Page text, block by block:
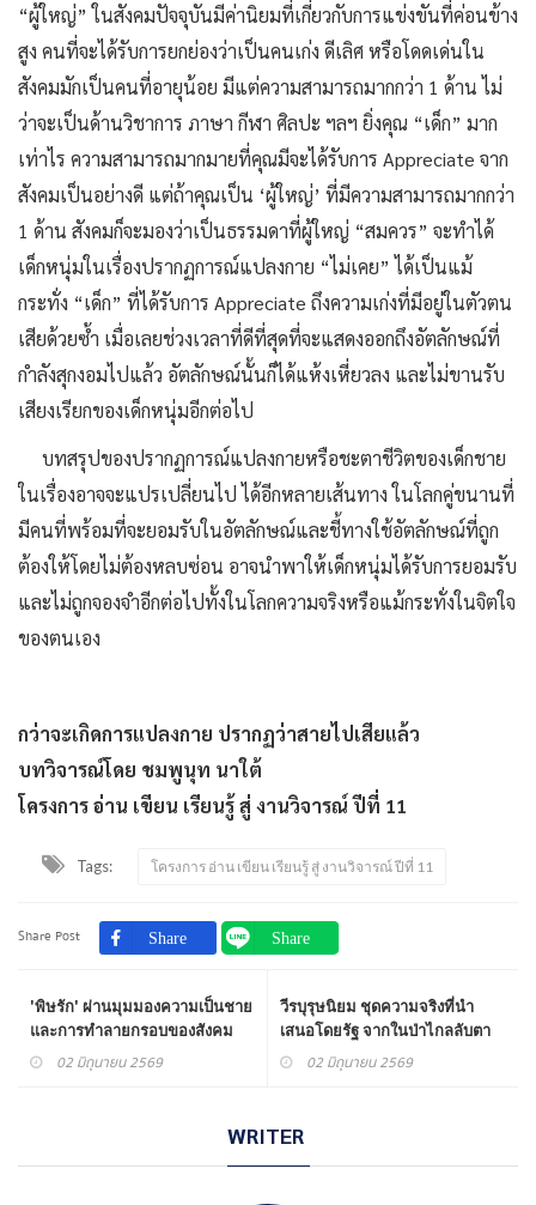
“ผู้ใหญ่” ในสังคมปัจจุบันมีค่านิยมที่เกี่ยวกับการแข่งขันที่ค่อนข้าง
สูง คนที่จะได้รับการยกย่องว่าเป็นคนเก่ง ดีเลิศ หรือโดดเด่นใน
สังคมมักเป็นคนที่อายุน้อย มีแต่ความสามารถมากกว่า 1 ด้าน ไม่
ว่าจะเป็นด้านวิชาการ ภาษา กีฬา ศิลปะ ฯลฯ ยิ่งคุณ “เด็ก” มาก
เท่าไร ความสามารถมากมายที่คุณมีจะได้รับการ Appreciate จาก
สังคมเป็นอย่างดี แต่ถ้าคุณเป็น ‘ผู้ใหญ่’ ที่มีความสามารถมากกว่า
1 ด้าน สังคมก็จะมองว่าเป็นธรรมดาที่ผู้ใหญ่ “สมควร” จะทําได้
เด็กหนุ่มในเรื่องปรากฏการณ์แปลงกาย “ไม่เคย” ได้เป็นแม้
กระทั่ง “เด็ก” ที่ได้รับการ Appreciate ถึงความเก่งที่มีอยู่ในตัวตน
เสียด้วยซ้ำ เมื่อเลยช่วงเวลาที่ดีที่สุดที่จะแสดงออกถึงอัตลักษณ์ที่
กำลังสุกงอมไปแล้ว อัตลักษณ์นั้นก็ได้แห้งเหี่ยวลง และไม่ขานรับ
เสียงเรียกของเด็กหนุ่มอีกต่อไป
บทสรุปของปรากฏการณ์แปลงกายหรือชะตาชีวิตของเด็กชาย
ในเรื่องอาจจะแปรเปลี่ยนไป ได้อีกหลายเส้นทาง ในโลกคู่ขนานที่
มีคนที่พร้อมที่จะยอมรับในอัตลักษณ์และชี้ทางใช้อัตลักษณ์ที่ถูก
ต้องให้โดยไม่ต้องหลบซ่อน อาจนําพาให้เด็กหนุ่มได้รับการยอมรับ
และไม่ถูกจองจําอีกต่อไปทั้งในโลกความจริงหรือแม้กระทั่งในจิตใจ
ของตนเอง
กว่าจะเกิดการแปลงกาย ปรากฏว่าสายไปเสียแล้ว
บทวิจารณ์โดย ชมพูนุท นาใต้
โครงการ อ่าน เขียน เรียนรู้ สู่ งานวิจารณ์ ปีที่ 11
Tags: โครงการ อ่าน เขียน เรียนรู้ สู่ งานวิจารณ์ ปีที่ 11
Share Post
'พิษรัก' ผ่านมุมมองความเป็นชาย
และการทำลายกรอบของสังคม
ของ "ได้โปรด กรุณาอย่าโอบกอด
02 มิถุนายน 2569
วีรบุรุษนิยม ชุดความจริงที่นำ
เสนอโดยรัฐ จากในป่าไกลลับตา
คน
02 มิถุนายน 2569
WRITER